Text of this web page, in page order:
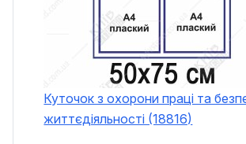
Куточок з охорони праці та
життєдіяльності (18816)